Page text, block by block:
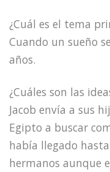
¿Cuál es el tema
Cuando un sueño
años.
¿Cuáles son las
Jacob envía a sus
Egipto a buscar
había llegado hasta
hermanos aunque